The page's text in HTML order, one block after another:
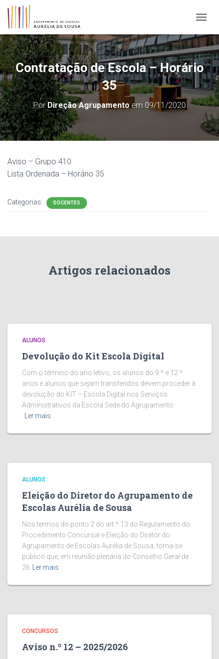
Contratação de Escola – Horário
35
PorDireção Agrupamento em 09/11/2020
Aviso – Grupo 410
Lista Ordenada – Horário 35
Categorias: DOCENTES
Artigos relacionados
ALUNOS
Devolução do Kit Escola Digital
Com o término do ano letivo, os alunos do 9.º e 12.º
anos e alunos que sejam transferidos devem proceder à
devolução do KIT – Escola Digital nos Serviços
Administrativos da Escola Sede do Agrupamento.
Ler mais
ALUNOS
Eleição do Diretor do Agrupamento de
Escolas Aurélia de Sousa
Nos termos do ponto 2 do art.º 13 do Regulamento do
Procedimento Concursal e Eleição do Diretor do
Agrupamento de Escolas Aurélia de Sousa, torna-se
público que, em reunião plenária do Conselho Geral de
26
Ler mais
CONCURSOS
Aviso n.º 12 – 2025/2026